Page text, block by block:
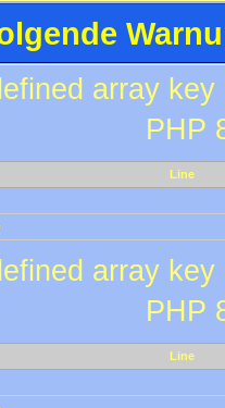
array
PHP
Line
array
PHP
Line